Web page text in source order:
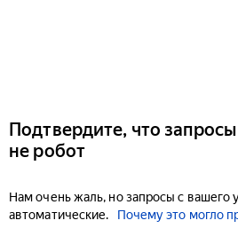
Подтвердите, что
не робот
Нам очень жаль, но запросы с вашего
автоматические.
Почему это могло